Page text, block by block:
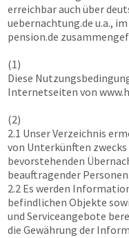
erreichbar auch über
uebernachtung.de u.a.,
pension.de
(1)
Diese
Internetseiten von
(2)
2.1 Unser Verzeichnis
von Unterkünften
bevorstehenden
beauftragender Personen.
2.2 Es werden
befindlichen Objekte
und Serviceangebote
die Gewährung der